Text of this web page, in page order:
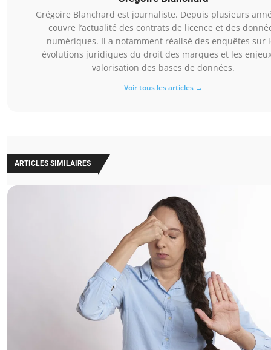
Grégoire Blanchard est journaliste. Depuis plusieurs
couvre l’actualité des contrats de licence et des
numériques. Il a notamment réalisé des enquêtes sur
évolutions juridiques du droit des marques et les
valorisation des bases de données.
Voir tous les articles →
ARTICLES SIMILAIRES